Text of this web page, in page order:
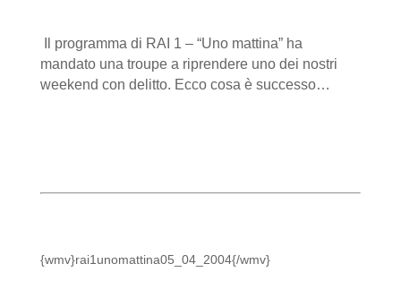
Il programma di RAI 1 – “Uno mattina” ha
mandato una troupe a riprendere uno dei nostri
weekend con delitto. Ecco cosa è successo…
{wmv}rai1unomattina05_04_2004{/wmv}